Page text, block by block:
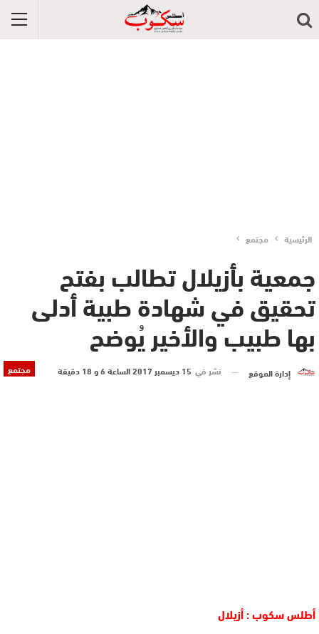
الرئيسية مجتمع
جمعية بأزيلال تطالب بفتح
تحقيق في شهادة طبية أدلى
بها طبيب والأخير يُوضح
مجتمع إدارة الموقع نشر في 15 ديسمبر 2017 الساعة 6 و 18 دقيقة
أطلس سكوب : أزيلال